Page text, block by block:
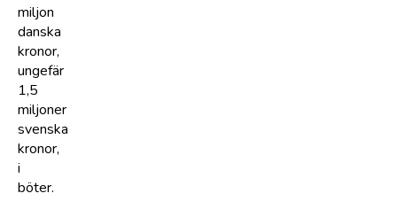
miljon
danska
kronor,
ungefär
1,5
miljoner
svenska
kronor,
i
böter.